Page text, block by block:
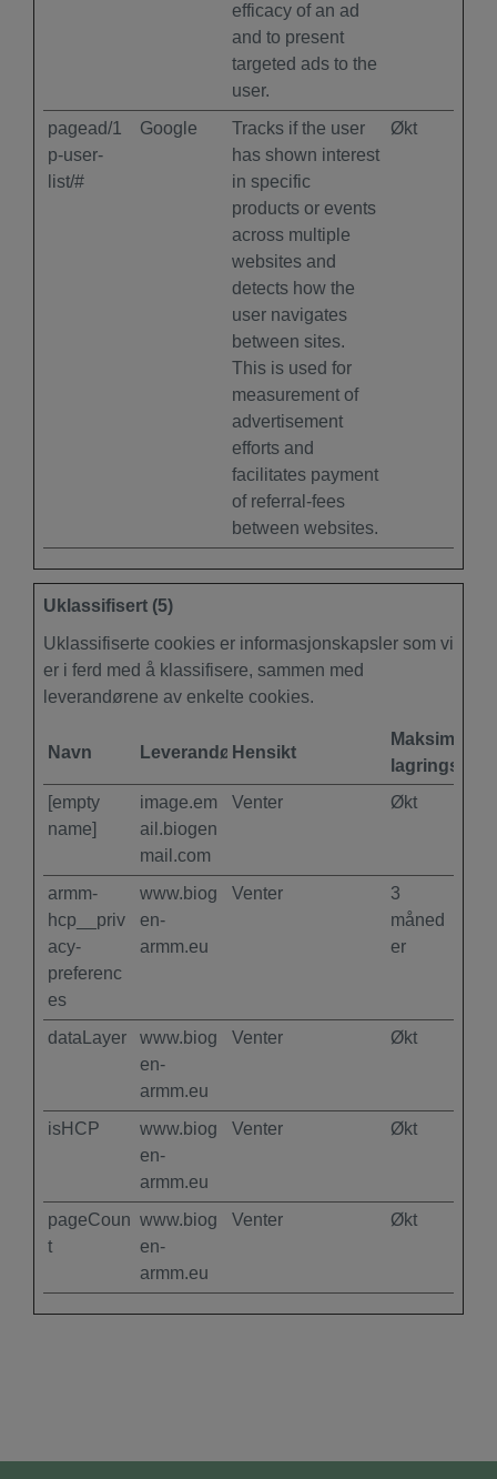
efficacy of an ad
and to present
targeted ads to the
user.
pagead/1
p-user-
list/#
Google
Tracks if the user
has shown interest
in specific
products or events
across multiple
websites and
detects how the
user navigates
between sites.
This is used for
measurement of
advertisement
efforts and
facilitates payment
of referral-fees
between websites.
Økt
Uklassifisert (5)
Uklassifiserte cookies er informasjonskapsler som vi
er i ferd med å klassifisere, sammen med
leverandørene av enkelte cookies.
Navn LeverandørHensikt
Maksimal
[empty
name]
image.em
ail.biogen
mail.com
Venter Økt
armm-
hcp__priv
acy-
preferenc
es
www.biog
en-
armm.eu
Venter
3
måned
er
dataLayer
www.biog
en-
armm.eu
Venter Økt
isHCP
www.biog
en-
armm.eu
Venter Økt
pageCoun
t
www.biog
en-
armm.eu
Venter Økt